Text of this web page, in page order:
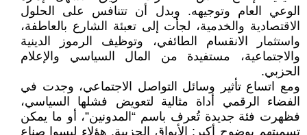
الوعي العام وتوجيهه. وبدل أن تتنافس على الحلول
الاقتصادية والخدمية، لجأت إلى تعبئة الشارع بالعاطفة،
واستثمار الانقسام الطائفي، وتوظيف الرموز الدينية
والاجتماعية، مستفيدة من المال السياسي والإعلام
الحزبي.
ومع اتساع تأثير وسائل التواصل الاجتماعي، وجدت في
الفضاء الرقمي أداة مثالية لتعويض فشلها السياسي،
فظهرت فئة جديدة تُعرف باسم “المدونين”، أو ما يمكن
تسميتهم بوضوح أكبر: الأبواق الحزبية. هؤلاء ليسوا صناع